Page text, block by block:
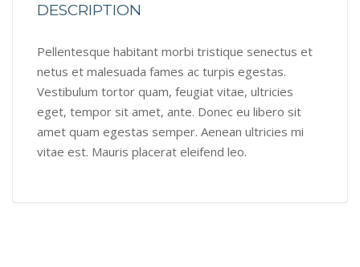
DESCRIPTION
Pellentesque habitant morbi tristique senectus et
netus et malesuada fames ac turpis egestas.
Vestibulum tortor quam, feugiat vitae, ultricies
eget, tempor sit amet, ante. Donec eu libero sit
amet quam egestas semper. Aenean ultricies mi
vitae est. Mauris placerat eleifend leo.